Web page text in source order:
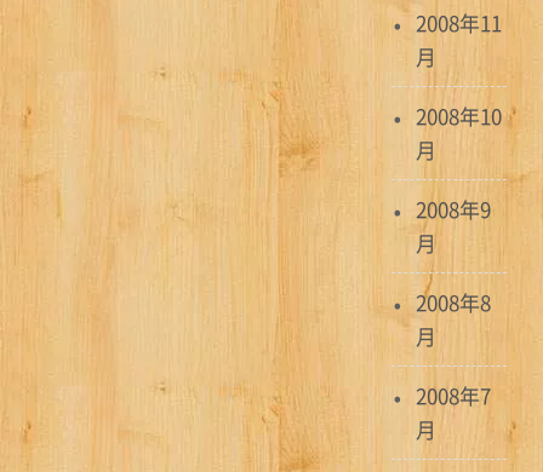
2008年11
月
2008年10
月
2008年9
月
2008年8
月
2008年7
月